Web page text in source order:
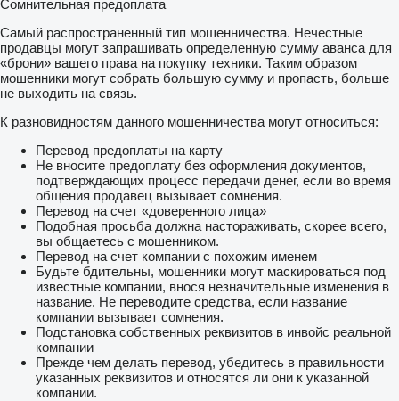
Сомнительная предоплата
Самый распространенный тип мошенничества. Нечестные
продавцы могут запрашивать определенную сумму аванса для
«брони» вашего права на покупку техники. Таким образом
мошенники могут собрать большую сумму и пропасть, больше
не выходить на связь.
К разновидностям данного мошенничества могут относиться:
Перевод предоплаты на карту
Не вносите предоплату без оформления документов,
подтверждающих процесс передачи денег, если во время
общения продавец вызывает сомнения.
Перевод на счет «доверенного лица»
Подобная просьба должна настораживать, скорее всего,
вы общаетесь с мошенником.
Перевод на счет компании с похожим именем
Будьте бдительны, мошенники могут маскироваться под
известные компании, внося незначительные изменения в
название. Не переводите средства, если название
компании вызывает сомнения.
Подстановка собственных реквизитов в инвойс реальной
компании
Прежде чем делать перевод, убедитесь в правильности
указанных реквизитов и относятся ли они к указанной
компании.